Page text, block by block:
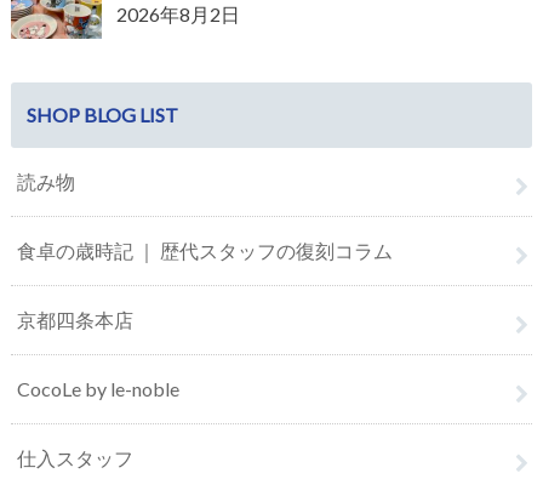
2026年8月2日
SHOP BLOG LIST
読み物
食卓の歳時記 ｜ 歴代スタッフの復刻コラム
京都四条本店
CocoLe by le-noble
仕入スタッフ